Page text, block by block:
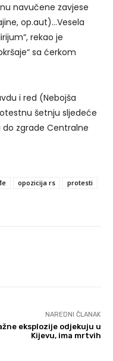
navučene zavjese
op.aut)…Vesela
rekao je
sa ćerkom
i red (Nebojša
šetnju sljedeće
do zgrade Centralne
opozicija rs
protesti
NAREDNI ČLANAK
eksplozije odjekuju u
Kijevu, ima mrtvih